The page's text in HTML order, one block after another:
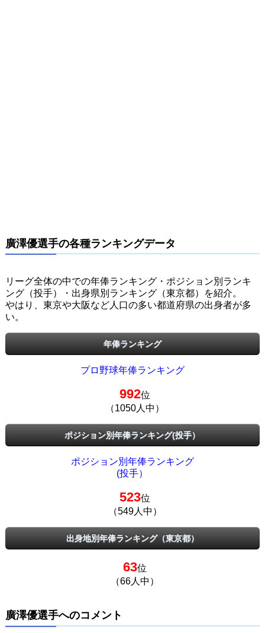
廣澤優選手の各種ランキングデータ
リーグ全体の中での年俸ランキング・ポジション別ランキ
ング（投手）・出身県別ランキング（東京都）を紹介。
やはり、東京や大阪など人口の多い都道府県の出身者が多
い。
年俸ランキング
プロ野球年俸ランキング
992位
（1050人中）
ポジション別年俸ランキング(投手）
ポジション別年俸ランキング
(投手）
523位
（549人中）
出身地別年俸ランキング（東京都）
63位
（66人中）
廣澤優選手へのコメント